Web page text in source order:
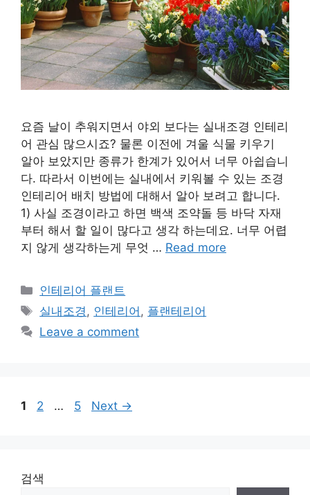
요즘 날이 추워지면서 야외 보다는 실내조경 인테리
어 관심 많으시죠? 물론 이전에 겨울 식물 키우기
알아 보았지만 종류가 한계가 있어서 너무 아쉽습니
다. 따라서 이번에는 실내에서 키워볼 수 있는 조경
인테리어 배치 방법에 대해서 알아 보려고 합니다.
1) 사실 조경이라고 하면 백색 조약돌 등 바닥 자재
부터 해서 할 일이 많다고 생각 하는데요. 너무 어렵
지 않게 생각하는게 무엇 … Read more
Categories
인테리어 플랜트
Tags
실내조경, 인테리어 , 플랜테리어
Leave a comment
Page
1 Page
2 … Page
5 Next →
검색